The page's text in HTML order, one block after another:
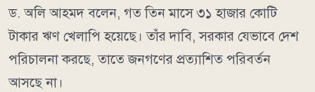
ড. অলি আহমদ বলেন, গত তিন মাসে ৩১ হাজার কোটি
টাকার ঋণ খেলাপি হয়েছে। তাঁর দাবি, সরকার যেভাবে দেশ
পরিচালনা করছে, তাতে জনগণের প্রত্যাশিত পরিবর্তন
আসছে না।